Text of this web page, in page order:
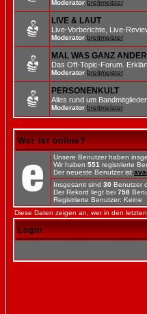
Moderator breitmeister
LIVE & LAUT
Live-Vorberichte, Live-
Moderator breitmeister
MAL WAS GANZ
Das Off-Topic-Forum.
Moderator breitmeister
PERSONENKULT
Alles rund um
Moderator breitmeister
Wer ist online?
Unsere Benutzer haben
Wir haben 551 registrierte
Der neueste Benutzer ist
Insgesamt sind 30 Benutzer
Der Rekord liegt bei 758
Registrierte Benutzer: Keine
Diese Daten zeigen an, wer in den
Login